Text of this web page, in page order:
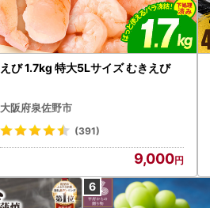
えび 1.7kg 特大5Lサイズ むきえび
大阪府泉佐野市
(391)
9,000